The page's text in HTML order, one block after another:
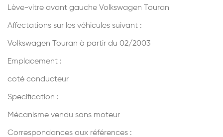
Lève-vitre avant gauche Volkswagen Touran
Affectations sur les véhicules suivant :
Volkswagen Touran à partir du 02/2003
Emplacement :
coté conducteur
Specification :
Mécanisme vendu sans moteur
Correspondances aux références :